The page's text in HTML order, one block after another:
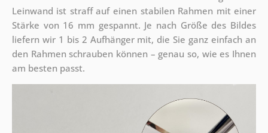
Leinwand ist straff auf einen stabilen Rahmen mit einer
Stärke von 16 mm gespannt. Je nach Größe des Bildes
liefern wir 1 bis 2 Aufhänger mit, die Sie ganz einfach an
den Rahmen schrauben können – genau so, wie es Ihnen
am besten passt.